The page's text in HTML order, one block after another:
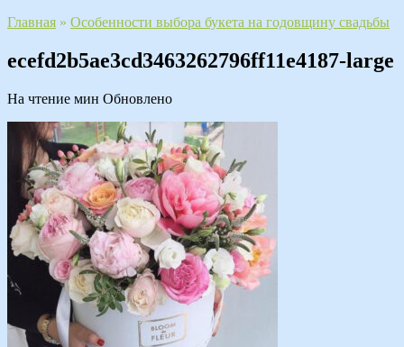
Главная » Особенности выбора букета на годовщину свадьбы
ecefd2b5ae3cd3463262796ff11e4187-large
На чтение мин Обновлено